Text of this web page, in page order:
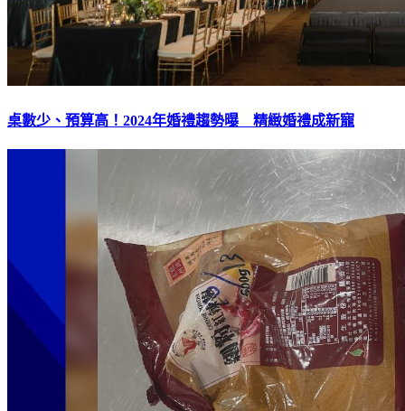
桌數少、預算高！2024年婚禮趨勢曝 精緻婚禮成新寵